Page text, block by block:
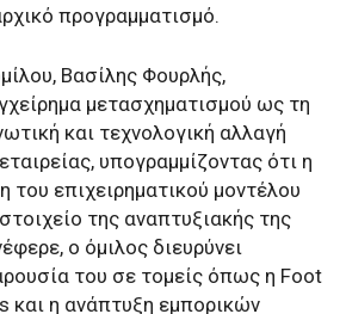
προγραμματισμό.
Βασίλης Φουρλής,
μετασχηματισμού ως τη
και τεχνολογική αλλαγή
υπογραμμίζοντας ότι η
του επιχειρηματικού μοντέλου
της αναπτυξιακής της
ο όμιλος διευρύνει
του σε τομείς όπως η Foot
και η ανάπτυξη εμπορικών